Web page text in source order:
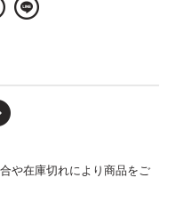
や在庫切れにより商品をご